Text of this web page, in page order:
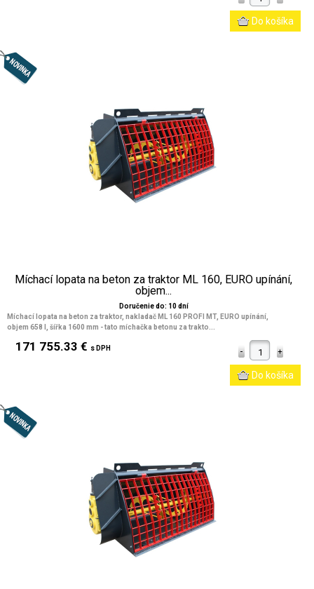
Míchací lopata na beton za traktor ML 160, EURO upínání,
objem...
Doručenie do: 10 dní
Míchací lopata na beton za traktor, nakladač ML 160 PROFI MT, EURO upínání,
objem 658 l, šířka 1600 mm - tato míchačka betonu za trakto...
171 755.33 € s DPH